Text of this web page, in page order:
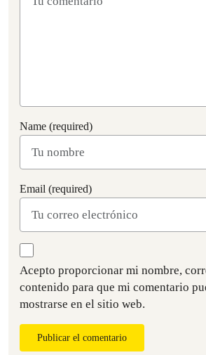
Name (required)
Email (required)
Acepto proporcionar mi nombre,
contenido para que mi comentario
mostrarse en el sitio web.
Publicar el comentario